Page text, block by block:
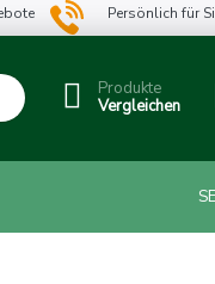
Persönlich für
Produkte
Vergleichen